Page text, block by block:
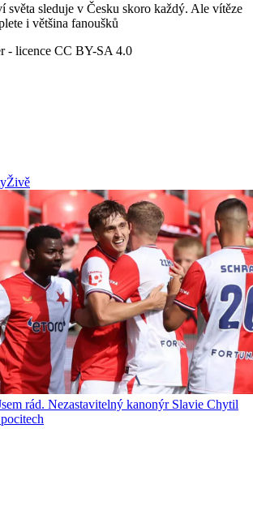
světa sleduje v Česku skoro každý. Ale vítěze
i většina fanoušků
- licence CC BY-SA 4.0
rád. Nezastavitelný kanonýr Slavie Chytil